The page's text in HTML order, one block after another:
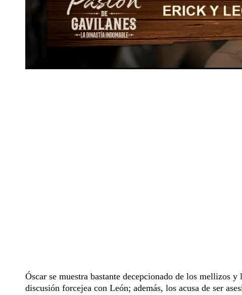
Óscar se muestra bastante decepcionado de los mellizos
discusión forcejea con León; además, los acusa de ser